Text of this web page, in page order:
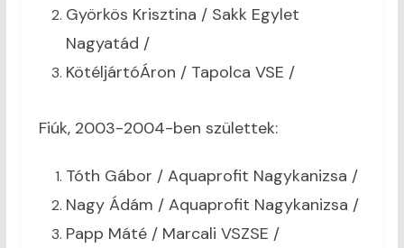
Györkös Krisztina / Sakk Egylet
Nagyatád /
KötéljártóÁron / Tapolca VSE /
Fiúk, 2003-2004-ben születtek:
Tóth Gábor / Aquaprofit Nagykanizsa /
Nagy Ádám / Aquaprofit Nagykanizsa /
Papp Máté / Marcali VSZSE /